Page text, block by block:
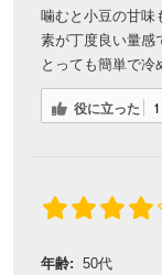
噛むと小豆の甘味
素が丁度良い量
とっても簡単で冷
役に立った 1
年齢: 50代
対象者：
利用条件：
ク